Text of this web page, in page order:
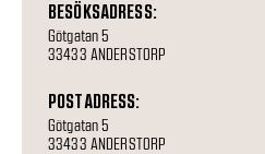
BESÖKSADRESS:
Götgatan 5
33433 ANDERSTORP
POSTADRESS:
Götgatan 5
33433 ANDERSTORP